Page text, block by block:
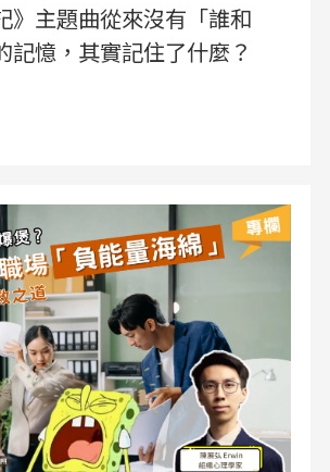
》主題曲從來沒有「誰和
記憶，其實記住了什麼？